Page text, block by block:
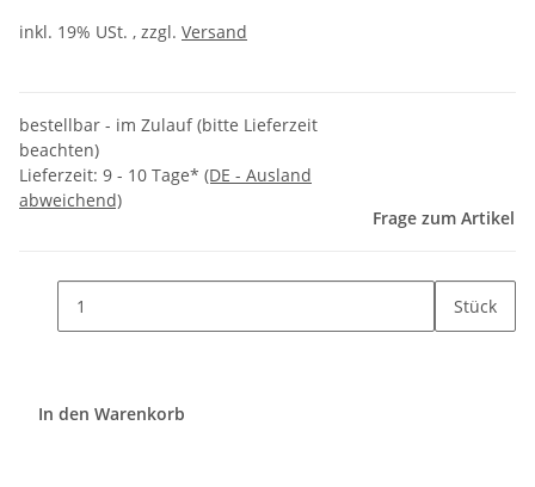
inkl. 19% USt. , zzgl. Versand
bestellbar - im Zulauf (bitte Lieferzeit
beachten)
Lieferzeit: 9 - 10 Tage* (DE - Ausland
abweichend)
Frage zum Artikel
Stück
In den Warenkorb